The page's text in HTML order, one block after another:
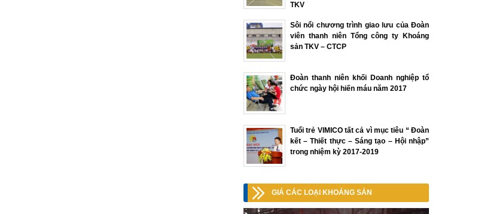
TKV
Sôi nổi chương trình giao lưu của Đoàn
viên thanh niên Tổng công ty Khoáng
sản TKV – CTCP
Đoàn thanh niên khối Doanh nghiệp tổ
chức ngày hội hiến máu năm 2017
Tuổi trẻ VIMICO tất cả vì mục tiêu “ Đoàn
kết – Thiết thực – Sáng tạo – Hội nhập”
trong nhiệm kỳ 2017-2019
GIÁ CÁC LOẠI KHOÁNG SẢN